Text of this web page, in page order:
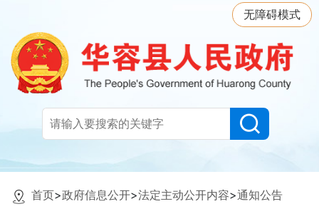
无障碍模式
首页>政府信息公开>法定主动公开内容>通知公告